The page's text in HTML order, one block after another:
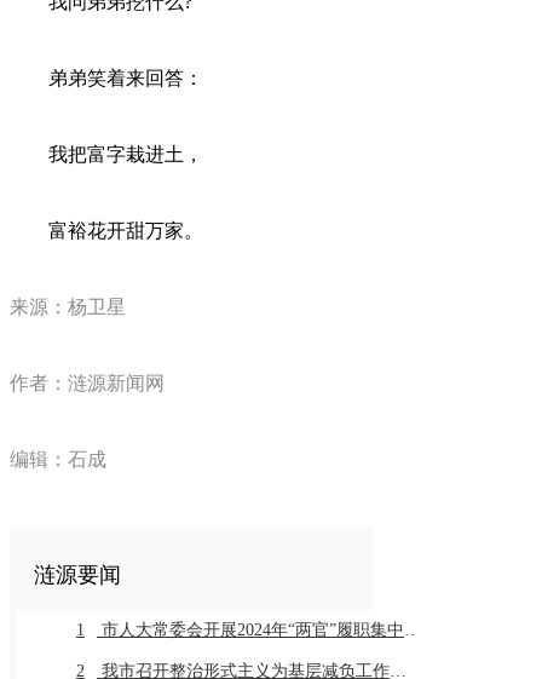
弟弟笑着来回答：
我把富字栽进土，
富裕花开甜万家。
来源：杨卫星
作者：涟源新闻网
编辑：石成
涟源要闻
1 市人大常委会开展2024年“两官”履职集中评议
2 我市召开整治形式主义为基层减负工作推进会暨业务培训会议